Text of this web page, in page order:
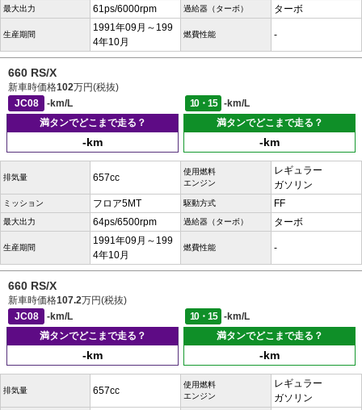
最大出力 61ps/6000rpm 過給器（ターボ） ターボ
生産期間
1991年09月～199
4年10月
燃費性能 -
660 RS/X
新車時価格102万円(税抜)
JC08
-km/L 10・15
-km/L
満タンでどこまで走る？
-km
満タンでどこまで走る？
-km
排気量 657cc
使用燃料
エンジン
レギュラー
ガソリン
ミッション フロア5MT 駆動方式 FF
最大出力 64ps/6500rpm 過給器（ターボ） ターボ
生産期間
1991年09月～199
4年10月
燃費性能 -
660 RS/X
新車時価格107.2万円(税抜)
JC08
-km/L 10・15
-km/L
満タンでどこまで走る？
-km
満タンでどこまで走る？
-km
排気量 657cc
使用燃料
エンジン
レギュラー
ガソリン